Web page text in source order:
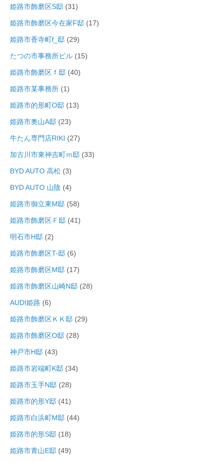
姫路市飾磨区S邸 (31)
姫路市飾磨区今在家F邸 (17)
姫路市香寺町f_邸 (29)
たつの市事務所ビル (15)
姫路市飾磨区ｆ邸 (40)
姫路市某事務所 (1)
姫路市的形町O邸 (13)
姫路市奥山A邸 (23)
牛たん専門店RIKI (27)
加古川市東神吉町ｍ邸 (33)
BYD AUTO 高松 (3)
BYD AUTO 山陰 (4)
姫路市御立東M邸 (58)
姫路市飾磨区Ｆ邸 (41)
明石市H邸 (2)
姫路市飾磨区T-邸 (6)
姫路市飾磨区M邸 (17)
姫路市飾磨区山崎N邸 (28)
AUDI姫路 (6)
姫路市飾磨区ＫＫ邸 (29)
姫路市飾磨区O邸 (28)
神戸市H邸 (43)
姫路市岩端町K邸 (34)
姫路市玉手N邸 (28)
姫路市的形Y邸 (41)
姫路市白浜町M邸 (44)
姫路市的形S邸 (18)
姫路市青山E邸 (49)